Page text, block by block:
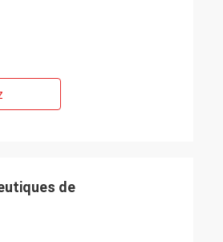
de